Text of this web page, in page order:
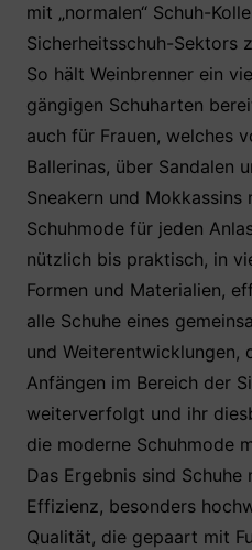
mit „normalen“ Schuh-
Sicherheitsschuh-Sektors
So hält Weinbrenner ein
gängigen Schuharten
auch für Frauen, welches
Ballerinas, über Sandalen
Sneakern und Mokkassins
Schuhmode für jeden
nützlich bis praktisch, in
Formen und Materialien,
alle Schuhe eines
und Weiterentwicklungen,
Anfängen im Bereich der
weiterverfolgt und ihr
die moderne Schuhmode
Das Ergebnis sind
Effizienz, besonders
Qualität, die gepaart mit